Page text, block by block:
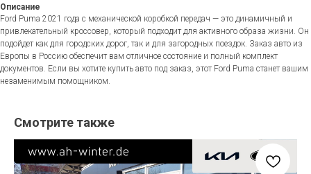
Описание
Ford Puma 2021 года с механической коробкой передач — это динамичный и
привлекательный кроссовер, который подходит для активного образа жизни. Он
подойдет как для городских дорог, так и для загородных поездок. Заказ авто из
Европы в Россию обеспечит вам отличное состояние и полный комплект
документов. Если вы хотите купить авто под заказ, этот Ford Puma станет вашим
незаменимым помощником.
Смотрите также